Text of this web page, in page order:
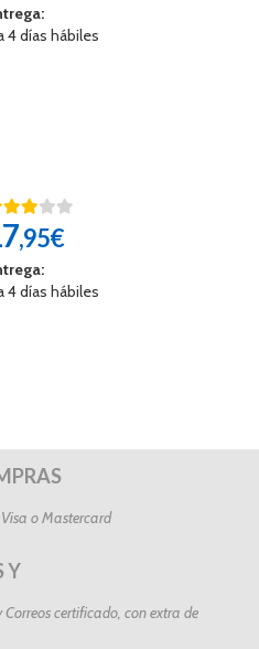
4 días hábiles
,95€
4 días hábiles
o Mastercard
Y
Correos certificado, con extra de